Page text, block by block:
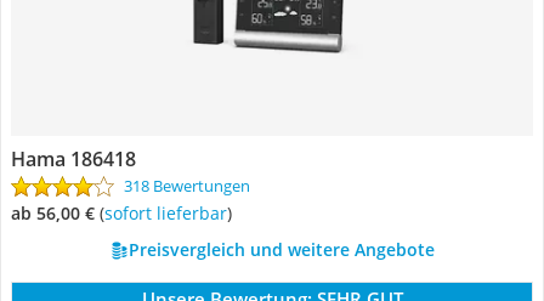
Hama 186418
318 Bewertungen
ab 56,00 € ( Sofort lieferbar)
Preisvergleich und weitere Angebote